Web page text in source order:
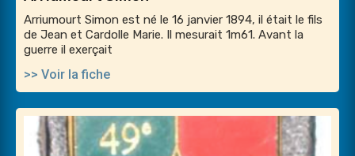
Arriumourt Simon est né le 16 janvier 1894, il était le fils
de Jean et Cardolle Marie. Il mesurait 1m61. Avant la
guerre il exerçait
>> Voir la fiche